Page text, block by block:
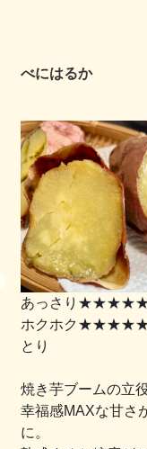
べにはるか
あっさり★★★★★
ホクホク★★★★★
とり
焼き芋ブームの立
幸福感MAXな甘さ
に。